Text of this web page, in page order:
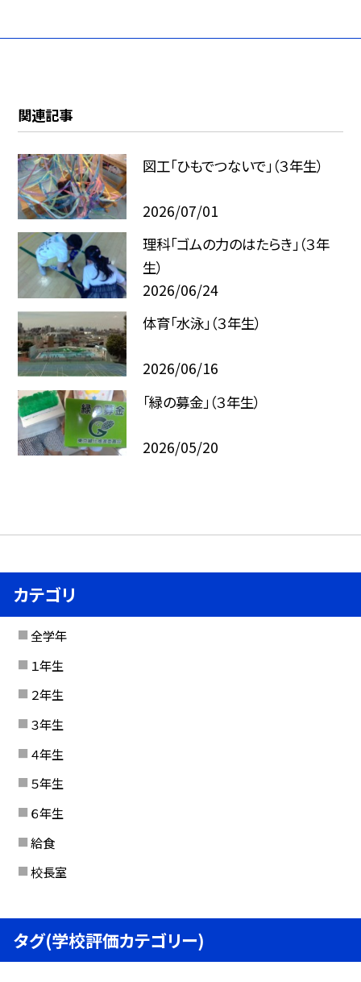
関連記事
図工「ひもでつないで」（３年生）
2026/07/01
理科「ゴムの力のはたらき」（３年
生）
2026/06/24
体育「水泳」（３年生）
2026/06/16
「緑の募金」（３年生）
2026/05/20
カテゴリ
全学年
１年生
２年生
３年生
４年生
５年生
６年生
給食
校長室
タグ(学校評価カテゴリー)